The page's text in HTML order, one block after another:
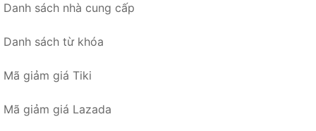
Danh sách nhà cung cấp
Danh sách từ khóa
Mã giảm giá Tiki
Mã giảm giá Lazada